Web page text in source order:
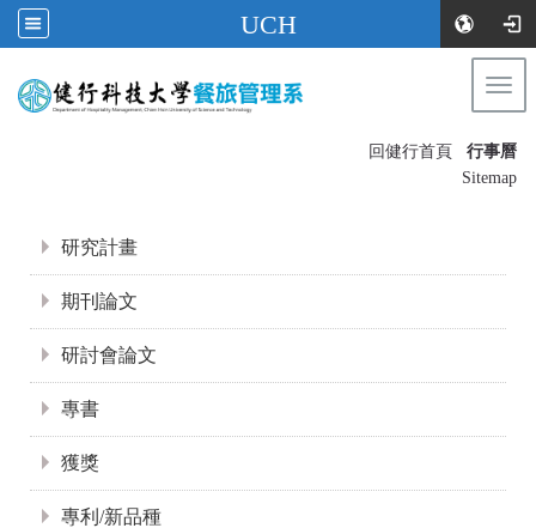
UCH
回健行首頁
行事曆
Sitemap
研究計畫
期刊論文
研討會論文
專書
獲獎
專利/新品種